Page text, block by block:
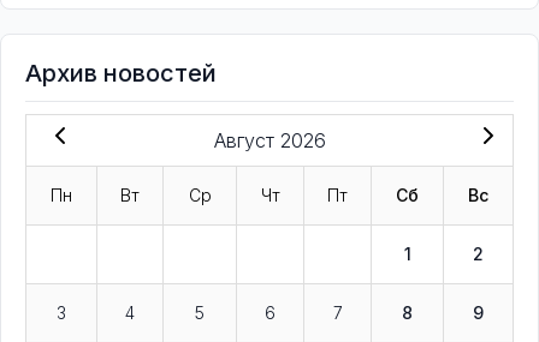
Архив новостей
Август 2026
Пн Вт Ср Чт Пт Сб Вс
1 2
3 4 5 6 7 8 9